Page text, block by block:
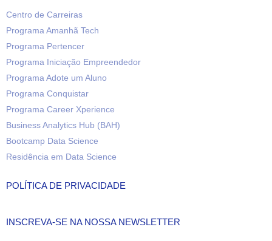
Centro de Carreiras
Programa Amanhã Tech
Programa Pertencer
Programa Iniciação Empreendedor
Programa Adote um Aluno
Programa Conquistar
Programa Career Xperience
Business Analytics Hub (BAH)
Bootcamp Data Science
Residência em Data Science
POLÍTICA DE PRIVACIDADE
INSCREVA-SE NA NOSSA NEWSLETTER